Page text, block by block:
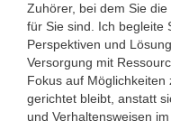
Zuhörer, bei dem Sie
für Sie sind. Ich begleite
Perspektiven und
Versorgung mit
Fokus auf Möglichkeiten
gerichtet bleibt, anstatt
und Verhaltensweisen